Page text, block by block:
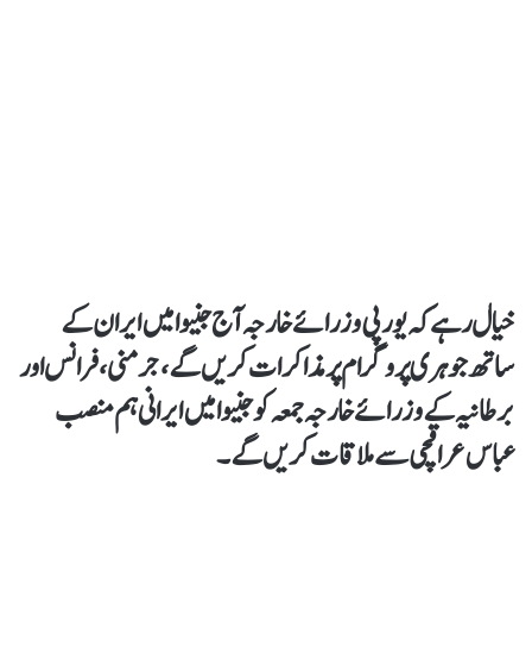
خیال رہے کہ یورپی وزرائے خارجہ آج جنیوا میں ایران کے
ساتھ جوہری پروگرام پر مذاکرات کریں گے، جرمنی، فرانس اور
برطانیہ کے وزرائے خارجہ جمعہ کو جنیوا میں ایرانی ہم منصب
عباس عراقچی سے ملاقات کریں گے۔